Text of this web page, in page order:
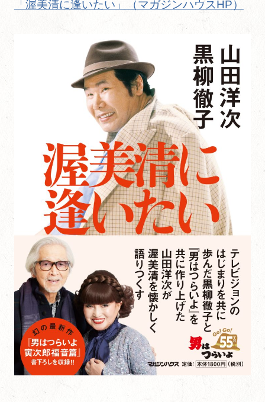
「渥美清に逢いたい」（マガジンハウスHP）